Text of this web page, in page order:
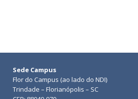
Sede Campus
Flor do Campus (ao lado do NDI)
Trindade – Florianópolis – SC